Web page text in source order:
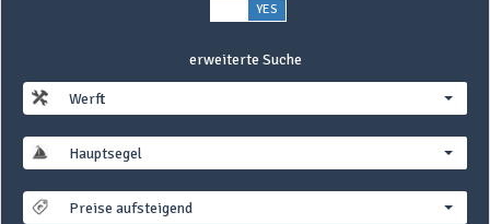
YES
erweiterte Suche
Werft
Hauptsegel
Preise aufsteigend